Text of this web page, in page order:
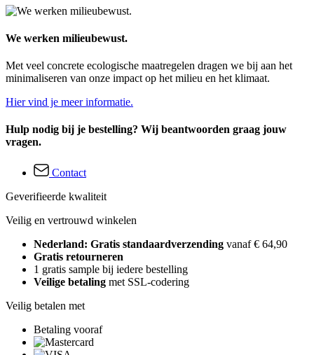
We werken milieubewust.
Met veel concrete ecologische maatregelen dragen we bij aan het
minimaliseren van onze impact op het milieu en het klimaat.
Hier vind je meer informatie.
Hulp nodig bij je bestelling? Wij beantwoorden graag jouw
vragen.
Contact
Geverifieerde kwaliteit
Veilig en vertrouwd winkelen
Nederland: Gratis standaardverzending vanaf € 64,90
Gratis retourneren
1 gratis sample bij iedere bestelling
Veilige betaling met SSL-codering
Veilig betalen met
Betaling vooraf